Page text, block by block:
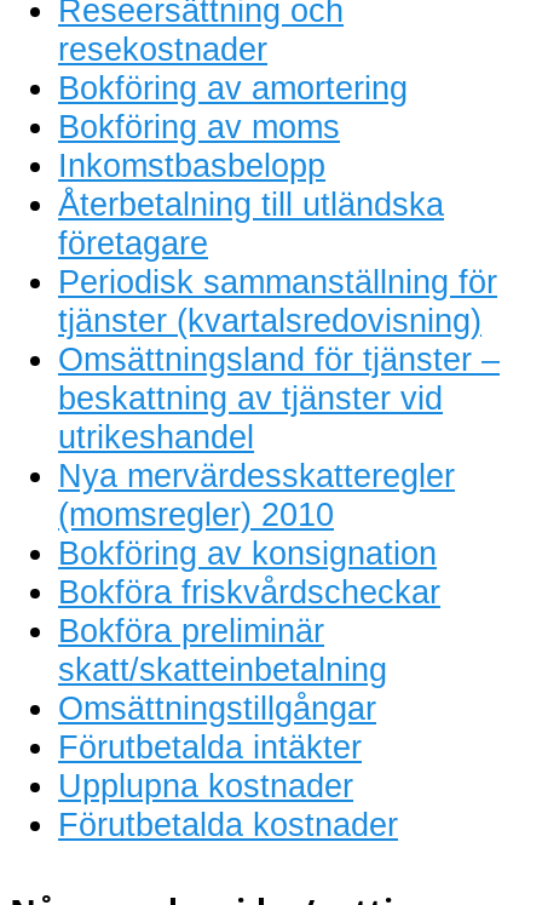
Reseersättning och
resekostnader
Bokföring av amortering
Bokföring av moms
Inkomstbasbelopp
Återbetalning till utländska
företagare
Periodisk sammanställning för
tjänster (kvartalsredovisning)
Omsättningsland för tjänster –
beskattning av tjänster vid
utrikeshandel
Nya mervärdesskatteregler
(momsregler) 2010
Bokföring av konsignation
Bokföra friskvårdscheckar
Bokföra preliminär
skatt/skatteinbetalning
Omsättningstillgångar
Förutbetalda intäkter
Upplupna kostnader
Förutbetalda kostnader